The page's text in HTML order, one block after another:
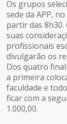
Os grupos
sede da APP,
partir das
suas
profissionais
divulgarão os
Dos quatro
a primeira
faculdade e
ficar com a
1.000,00.